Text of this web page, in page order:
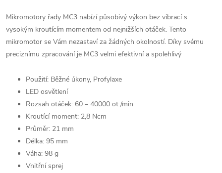
Mikromotory řady MC3 nabízí působivý výkon bez vibrací s
vysokým kroutícím momentem od nejnižších otáček. Tento
mikromotor se Vám nezastaví za žádných okolností. Díky svému
preciznímu zpracování je MC3 velmi efektivní a spolehlivý
Použití: Běžné úkony, Profylaxe
LED osvětlení
Rozsah otáček: 60 – 40000 ot./min
Kroutící moment: 2,8 Ncm
Průměr: 21 mm
Délka: 95 mm
Váha: 98 g
Vnitřní sprej